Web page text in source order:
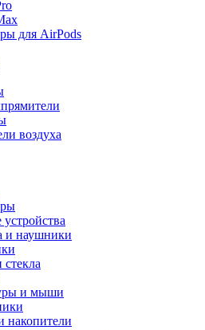
для AirPods
воздуха
и наушники
и мыши
накопители